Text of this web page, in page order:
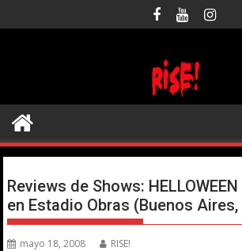
al
Reviews de Shows:
en Estadio Obras (Buenos
mayo 18, 2008 RISE!